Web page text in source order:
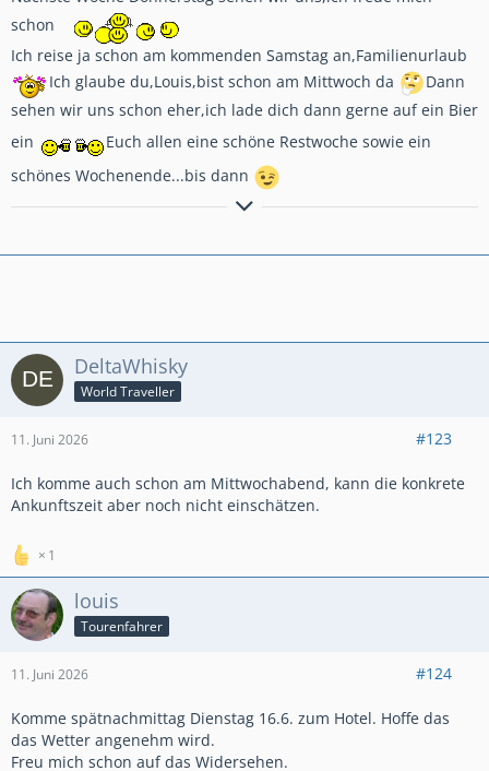
schon
Ich reise ja schon am kommenden Samstag an,Familienurlaub
Ich glaube du,Louis,bist schon am Mittwoch da
Dann
sehen wir uns schon eher,ich lade dich dann gerne auf ein Bier
ein
Euch allen eine schöne Restwoche sowie ein
schönes Wochenende...bis dann
GlG.Wolfgang aus dem schönen Bergischen Land
DeltaWhisky
World Traveller
11. Juni 2026 #123
Ich komme auch schon am Mittwochabend, kann die konkrete
Ankunftszeit aber noch nicht einschätzen.
1
louis
Tourenfahrer
11. Juni 2026 #124
Komme spätnachmittag Dienstag 16.6. zum Hotel. Hoffe das
das Wetter angenehm wird.
Freu mich schon auf das Widersehen.